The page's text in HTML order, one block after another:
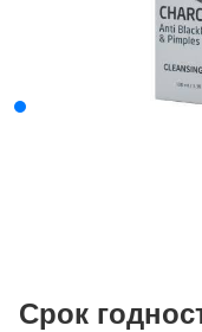
Срок